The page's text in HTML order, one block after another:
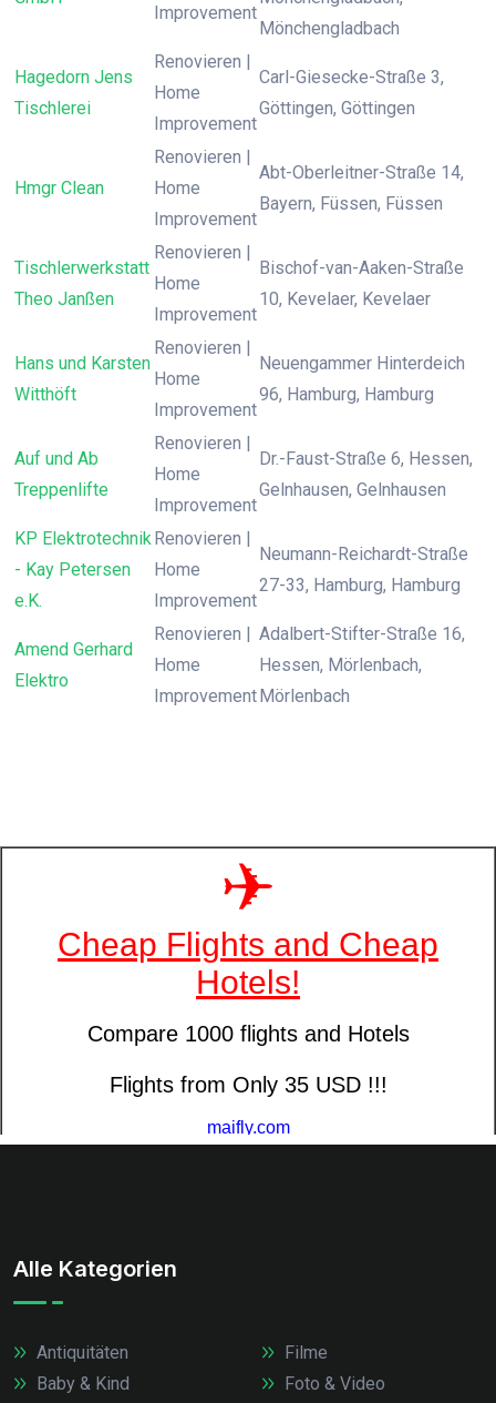
Improvement
Mönchengladbach
Hagedorn Jens
Tischlerei
Renovieren |
Home
Improvement
Carl-Giesecke-Straße 3,
Göttingen, Göttingen
Hmgr Clean
Renovieren |
Home
Improvement
Abt-Oberleitner-Straße 14,
Bayern, Füssen, Füssen
Tischlerwerkstatt
Theo Janßen
Renovieren |
Home
Improvement
Bischof-van-Aaken-Straße
10, Kevelaer, Kevelaer
Hans und Karsten
Witthöft
Renovieren |
Home
Improvement
Neuengammer Hinterdeich
96, Hamburg, Hamburg
Auf und Ab
Treppenlifte
Renovieren |
Home
Improvement
Dr.-Faust-Straße 6, Hessen,
Gelnhausen, Gelnhausen
KP Elektrotechnik
- Kay Petersen
e.K.
Renovieren |
Home
Improvement
Neumann-Reichardt-Straße
27-33, Hamburg, Hamburg
Amend Gerhard
Elektro
Renovieren |
Home
Improvement
Adalbert-Stifter-Straße 16,
Hessen, Mörlenbach,
Mörlenbach
Alle Kategorien
Antiquitäten
Baby & Kind
Filme
Foto & Video